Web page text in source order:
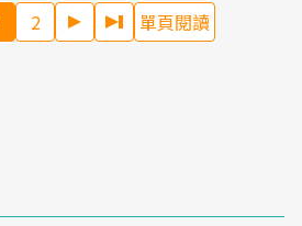
2 單頁閱讀